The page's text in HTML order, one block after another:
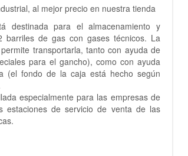
al mejor precio en nuestra tienda
destinada para el almacenamiento y
barriles de gas con gases técnicos. La
transportarla, tanto con ayuda de
para el gancho), como con ayuda
(el fondo de la caja está hecho según
especialmente para las empresas de
estaciones de servicio de venta de las